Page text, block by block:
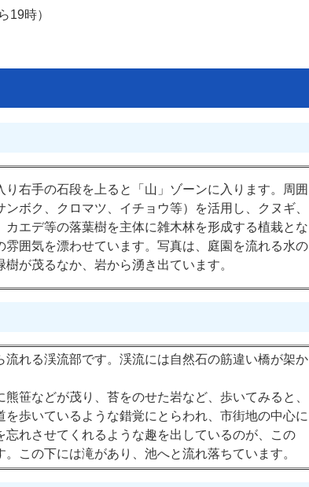
19時）
り右手の石段を上ると「山」ゾーンに入ります。周囲
ンボク、クロマツ、イチョウ等）を活用し、クヌギ、
カエデ等の落葉樹を主体に雑木林を形成する植栽とな
雰囲気を漂わせています。写真は、庭園を流れる水の
が茂るなか、岩から湧き出ています。
流れる渓流部です。渓流には自然石の筋違い橋が架か
熊笹などが茂り、苔をのせた岩など、歩いてみると、
を歩いているような錯覚にとらわれ、市街地の中心に
忘れさせてくれるような趣を出しているのが、この
。この下には滝があり、池へと流れ落ちています。